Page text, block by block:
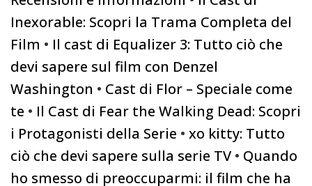
Inexorable: Scopri la Trama Completa del
Film • Il cast di Equalizer 3: Tutto ciò che
devi sapere sul film con Denzel
Washington • Cast di Flor – Speciale come
te • Il Cast di Fear the Walking Dead: Scopri
i Protagonisti della Serie • xo kitty: Tutto
ciò che devi sapere sulla serie TV • Quando
ho smesso di preoccuparmi: il film che ha